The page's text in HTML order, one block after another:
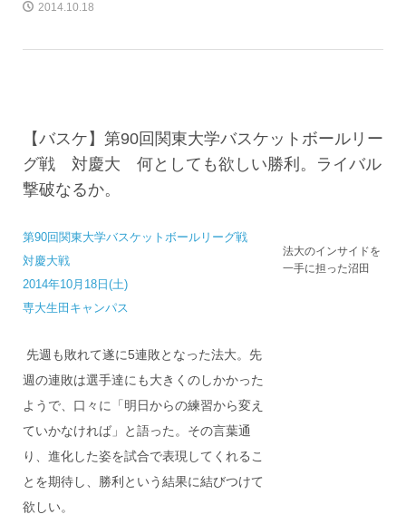
2014.10.18
【バスケ】第90回関東大学バスケットボールリー
グ戦 対慶大 何としても欲しい勝利。ライバル
撃破なるか。
第90回関東大学バスケットボールリーグ戦
対慶大戦
2014年10月18日(土)
専大生田キャンパス
先週も敗れて遂に5連敗となった法大。先
週の連敗は選手達にも大きくのしかかった
ようで、口々に「明日からの練習から変え
ていかなければ」と語った。その言葉通
り、進化した姿を試合で表現してくれるこ
とを期待し、勝利という結果に結びつけて
欲しい。
法大のインサイドを
一手に担った沼田